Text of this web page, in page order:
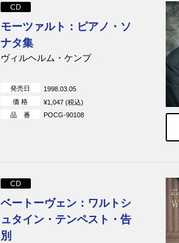
CD
モーツァルト：ピアノ・ソ
ナタ集
ヴィルヘルム・ケンプ
発売日
1998.03.05
価 格
¥1,047 (税込)
品 番
POCG-90108
CD
ベートーヴェン：ワルトシ
ュタイン・テンペスト・告
別